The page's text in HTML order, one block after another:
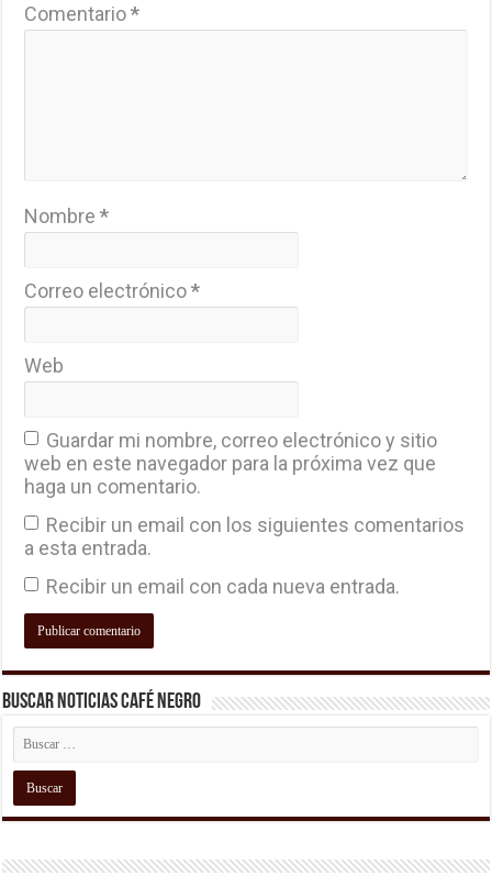
Comentario*
Nombre*
Correo electrónico*
Web
Guardar mi nombre, correo electrónico y sitio
web en este navegador para la próxima vez que
haga un comentario.
Recibir un email con los siguientes comentarios
a esta entrada.
Recibir un email con cada nueva entrada.
Buscar Noticias Café Negro